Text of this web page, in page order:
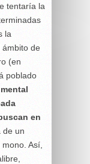
tentaría la
la
ámbito de
(en
poblado
en
de un
Así,